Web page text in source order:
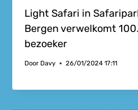
Light Safari in
Bergen verwelkomt
bezoeker
Door Davy 26/01/2024 17:11